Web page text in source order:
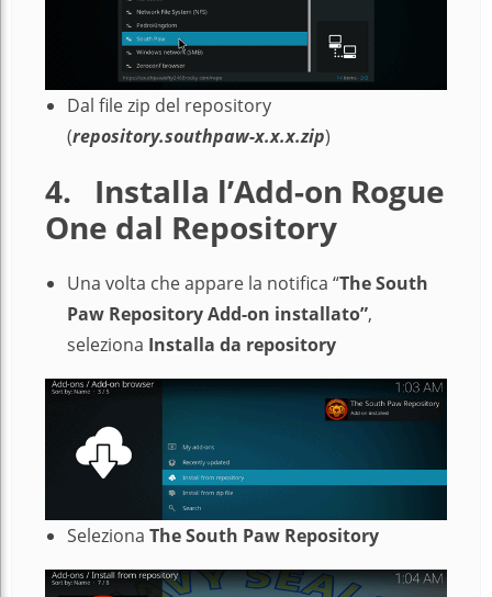
Dal file zip del repository
(repository.southpaw-x.x.x.zip)
4. Installa l’Add-on Rogue
One dal Repository
Una volta che appare la notifica “TheSouth
Paw Repository Add-on installato”,
seleziona Installa da repository
Seleziona The South Paw Repository